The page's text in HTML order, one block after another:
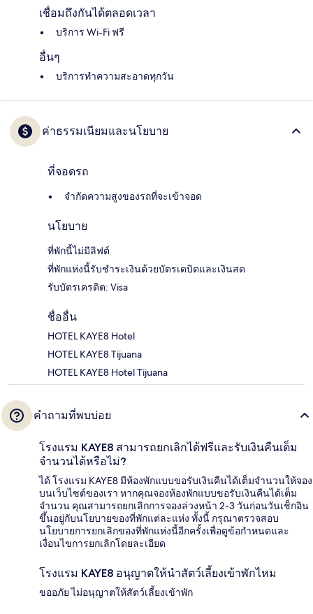
เชื่อมถึงกันได้ตลอดเวลา
บริการ Wi-Fi ฟรี
อื่นๆ
บริการทำความสะอาดทุกวัน
ค่าธรรมเนียมและนโยบาย
ที่จอดรถ
จำกัดความสูงของรถที่จะเข้าจอด
นโยบาย
ที่พักนี้ไม่มีลิฟต์
ที่พักแห่งนี้รับชำระเงินด้วยบัตรเดบิตและเงินสด
รับบัตรเครดิต: Visa
ชื่ออื่น
HOTEL KAYE8 Hotel
HOTEL KAYE8 Tijuana
HOTEL KAYE8 Hotel Tijuana
คำถามที่พบบ่อย
โรงแรม KAYE8 สามารถยกเลิกได้ฟรีและรับเงินคืนเต็ม
จำนวนได้หรือไม่?
ได้ โรงแรม KAYE8 มีห้องพักแบบขอรับเงินคืนได้เต็มจำนวนให้จอง
บนเว็บไซต์ของเรา หากคุณจองห้องพักแบบขอรับเงินคืนได้เต็ม
จำนวน คุณสามารถยกเลิกการจองล่วงหน้า 2-3 วันก่อนวันเช็กอิน
ขึ้นอยู่กับนโยบายของที่พักแต่ละแห่ง ทั้งนี้ กรุณาตรวจสอบ
นโยบายการยกเลิกของที่พักแห่งนี้อีกครั้งเพื่อดูข้อกำหนดและ
เงื่อนไขการยกเลิกโดยละเอียด
โรงแรม KAYE8 อนุญาตให้นำสัตว์เลี้ยงเข้าพักไหม
ขออภัย ไม่อนุญาตให้สัตว์เลี้ยงเข้าพัก